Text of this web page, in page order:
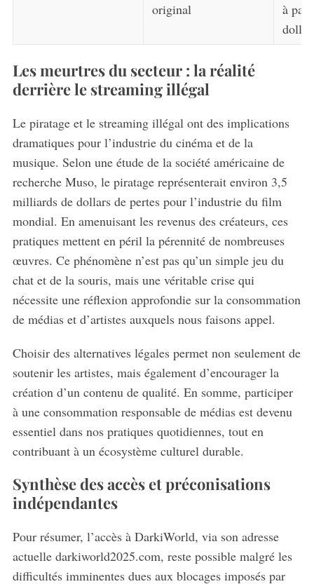
original
à
Les meurtres du secteur : la réalité
derrière le streaming illégal
Le piratage et le streaming illégal ont des implications
dramatiques pour l’industrie du cinéma et de la
musique. Selon une étude de la société américaine de
recherche Muso, le piratage représenterait environ 3,5
milliards de dollars de pertes pour l’industrie du film
mondial. En amenuisant les revenus des créateurs, ces
pratiques mettent en péril la pérennité de nombreuses
œuvres. Ce phénomène n’est pas qu’un simple jeu du
chat et de la souris, mais une véritable crise qui
nécessite une réflexion approfondie sur la consommation
de médias et d’artistes auxquels nous faisons appel.
Choisir des alternatives légales permet non seulement de
soutenir les artistes, mais également d’encourager la
création d’un contenu de qualité. En somme, participer
à une consommation responsable de médias est devenu
essentiel dans nos pratiques quotidiennes, tout en
contribuant à un écosystème culturel durable.
Synthèse des accès et préconisations
indépendantes
Pour résumer, l’accès à DarkiWorld, via son adresse
actuelle darkiworld2025.com, reste possible malgré les
difficultés imminentes dues aux blocages imposés par
e
a
c
h
o
r
: